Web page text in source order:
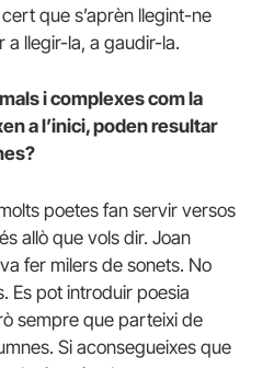
que s’aprèn llegint-ne
a llegir-la, a gaudir-la.
i complexes com la
a l’inici, poden resultar
poetes fan servir versos
allò que vols dir. Joan
fer milers de sonets. No
Es pot introduir poesia
sempre que parteixi de
Si aconsegueixes que